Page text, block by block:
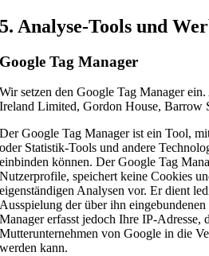
5. Analyse-Tools und
Google Tag Manager
Wir setzen den Google Tag Manager
Ireland Limited, Gordon House, Barrow
Der Google Tag Manager ist ein Tool,
oder Statistik-Tools und andere
einbinden können. Der Google Tag
Nutzerprofile, speichert keine Cookies
eigenständigen Analysen vor. Er dient
Ausspielung der über ihn
Manager erfasst jedoch Ihre IP-Adresse,
Mutterunternehmen von Google in die
werden kann.